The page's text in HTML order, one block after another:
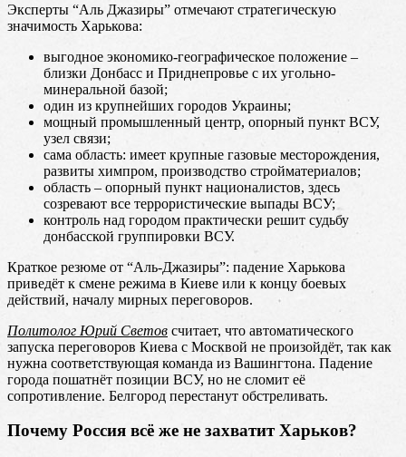
Эксперты “Аль Джазиры” отмечают стратегическую
значимость Харькова:
выгодное экономико-географическое положение –
близки Донбасс и Приднепровье с их угольно-
минеральной базой;
один из крупнейших городов Украины;
мощный промышленный центр, опорный пункт ВСУ,
узел связи;
сама область: имеет крупные газовые месторождения,
развиты химпром, производство стройматериалов;
область – опорный пункт националистов, здесь
созревают все террористические выпады ВСУ;
контроль над городом практически решит судьбу
донбасской группировки ВСУ.
Краткое резюме от “Аль-Джазиры”: падение Харькова
приведёт к смене режима в Киеве или к концу боевых
действий, началу мирных переговоров.
Политолог Юрий Светов считает, что автоматического
запуска переговоров Киева с Москвой не произойдёт, так как
нужна соответствующая команда из Вашингтона. Падение
города пошатнёт позиции ВСУ, но не сломит её
сопротивление. Белгород перестанут обстреливать.
Почему Россия всё же не захватит Харьков?